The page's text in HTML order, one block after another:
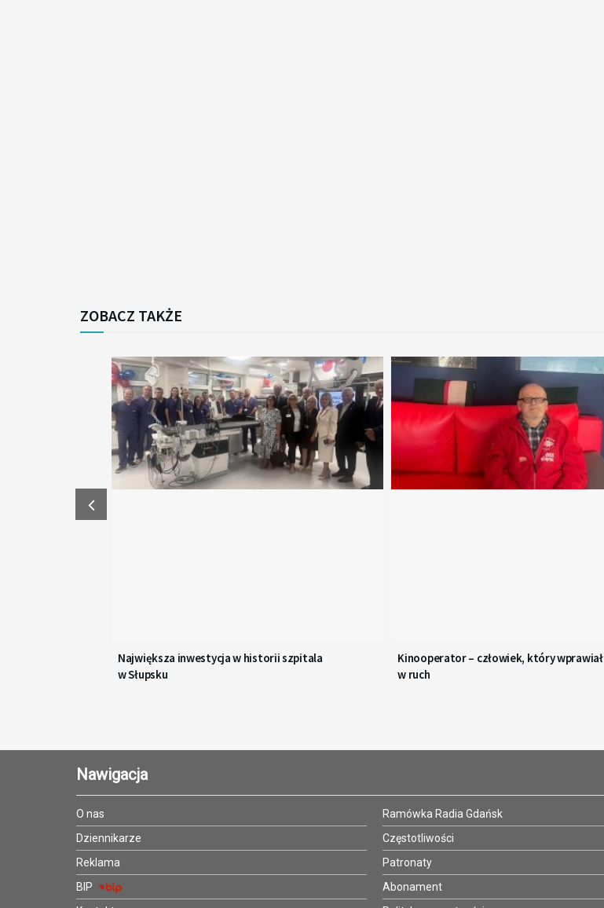
ZOBACZ TAKŻE
Największa inwestycja w historii szpitala
w Słupsku
Kinooperator – człowiek, który
w ruch
Nawigacja
O nas
Dziennikarze
Reklama
BIP
Ramówka Radia Gdańsk
Częstotliwości
Patronaty
Abonament